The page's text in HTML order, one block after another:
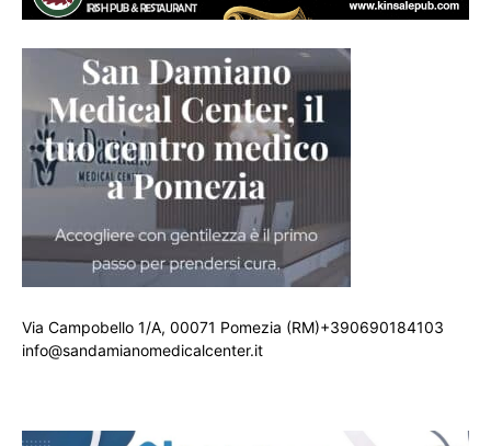
Via Campobello 1/A, 00071 Pomezia (RM)+390690184103
info@sandamianomedicalcenter.it